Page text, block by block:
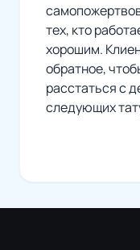
тех, кто
хорошим.
обратное,
расстаться с
следующих